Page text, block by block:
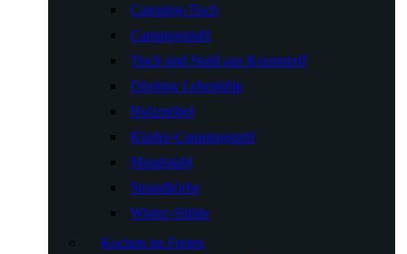
Camping-Tisch
Campingstuhl
Tisch und Stuhl aus Kunststoff
Direktor Lehrstühle
Holzmöbel
Kinder-Campingstuhl
Mondstuhl
Strandkörbe
Winter-Stühle
Kochen im Freien